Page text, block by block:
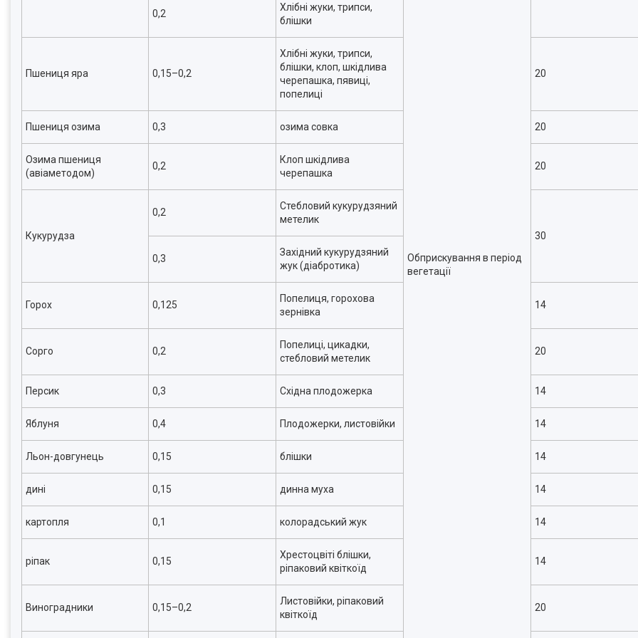
Обприскування в період
вегетації
0,2
Хлібні жуки, трипси,
блішки
Пшениця яра 0,15–0,2
Хлібні жуки, трипси,
блішки, клоп, шкідлива
черепашка, пявиці,
попелиці
20
Пшениця озима 0,3 озима совка 20
Озима пшениця
(авіаметодом)
0,2
Клоп шкідлива
черепашка
20
Кукурудза
0,2
Стебловий кукурудзяний
метелик
30
0,3
Західний кукурудзяний
жук (діабротика)
Горох 0,125
Попелиця, горохова
зернівка
14
Сорго 0,2
Попелиці, цикадки,
стебловий метелик
20
Персик 0,3 Східна плодожерка 14
Яблуня 0,4 Плодожерки, листовійки 14
Льон-довгунець 0,15 блішки 14
дині 0,15 динна муха 14
картопля 0,1 колорадський жук 14
ріпак 0,15
Хрестоцвіті блішки,
ріпаковий квіткоїд
14
Виноградники 0,15–0,2
Листовійки, ріпаковий
квіткоїд
20